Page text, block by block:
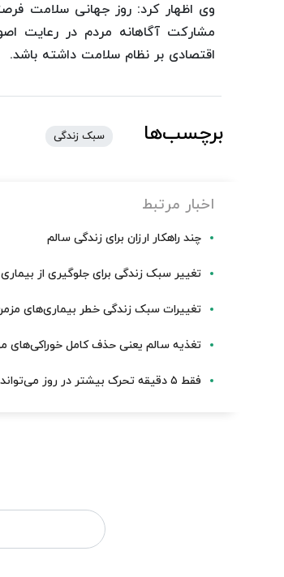
وی اظهار کرد: روز جهانی سلامت
مشارکت آگاهانه مردم در رعایت
اقتصادی بر نظام سلامت داشته باشد.
برچسب‌ها سبک زندگی
اخبار مرتبط
چند راهکار ارزان برای زندگی سالم
تغییر سبک زندگی برای جلوگیری از
تغییرات سبک زندگی خطر بیماری‌های
تغذیه سالم یعنی حذف کامل خوراکی‌های
فقط ۵ دقیقه تحرک بیشتر در روز می‌تواند سلامت شما را تقویت کند